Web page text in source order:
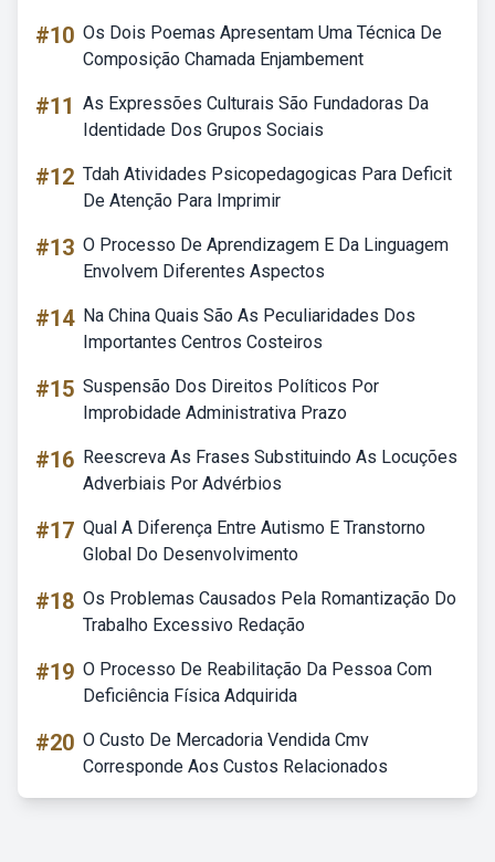
#10 Os Dois Poemas Apresentam Uma Técnica De
Composição Chamada Enjambement
#11 As Expressões Culturais São Fundadoras Da
Identidade Dos Grupos Sociais
#12 Tdah Atividades Psicopedagogicas Para Deficit
De Atenção Para Imprimir
#13 O Processo De Aprendizagem E Da Linguagem
Envolvem Diferentes Aspectos
#14 Na China Quais São As Peculiaridades Dos
Importantes Centros Costeiros
#15 Suspensão Dos Direitos Políticos Por
Improbidade Administrativa Prazo
#16 Reescreva As Frases Substituindo As Locuções
Adverbiais Por Advérbios
#17 Qual A Diferença Entre Autismo E Transtorno
Global Do Desenvolvimento
#18 Os Problemas Causados Pela Romantização Do
Trabalho Excessivo Redação
#19 O Processo De Reabilitação Da Pessoa Com
Deficiência Física Adquirida
#20 O Custo De Mercadoria Vendida Cmv
Corresponde Aos Custos Relacionados